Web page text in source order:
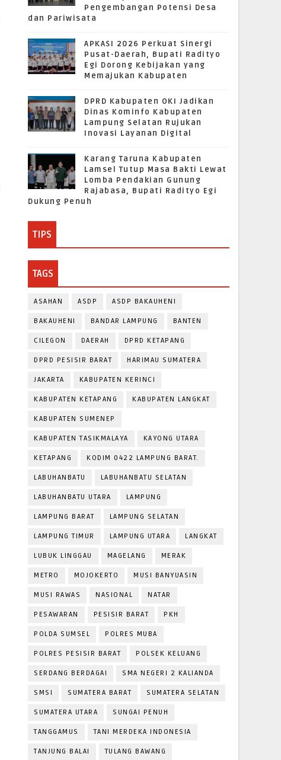
Pengembangan Potensi Desa
dan Pariwisata
APKASI 2026 Perkuat Sinergi
Pusat-Daerah, Bupati Radityo
Egi Dorong Kebijakan yang
Memajukan Kabupaten
DPRD Kabupaten OKI Jadikan
Dinas Kominfo Kabupaten
Lampung Selatan Rujukan
Inovasi Layanan Digital
Karang Taruna Kabupaten
Lamsel Tutup Masa Bakti Lewat
Lomba Pendakian Gunung
Rajabasa, Bupati Radityo Egi
Dukung Penuh
TIPS
TAGS
ASAHAN ASDP ASDP BAKAUHENI
BAKAUHENI BANDAR LAMPUNG BANTEN
CILEGON DAERAH DPRD KETAPANG
DPRD PESISIR BARAT HARIMAU SUMATERA
JAKARTA KABUPATEN KERINCI
KABUPATEN KETAPANG KABUPATEN LANGKAT
KABUPATEN SUMENEP
KABUPATEN TASIKMALAYA KAYONG UTARA
KETAPANG KODIM 0422 LAMPUNG BARAT.
LABUHANBATU LABUHANBATU SELATAN
LABUHANBATU UTARA LAMPUNG
LAMPUNG BARAT LAMPUNG SELATAN
LAMPUNG TIMUR LAMPUNG UTARA LANGKAT
LUBUK LINGGAU MAGELANG MERAK
METRO MOJOKERTO MUSI BANYUASIN
MUSI RAWAS NASIONAL NATAR
PESAWARAN PESISIR BARAT PKH
POLDA SUMSEL POLRES MUBA
POLRES PESISIR BARAT POLSEK KELUANG
SERDANG BERDAGAI SMA NEGERI 2 KALIANDA
SMSI SUMATERA BARAT SUMATERA SELATAN
SUMATERA UTARA SUNGAI PENUH
TANGGAMUS TANI MERDEKA INDONESIA
TANJUNG BALAI TULANG BAWANG